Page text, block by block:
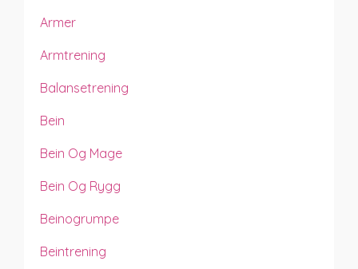
Armer
Armtrening
Balansetrening
Bein
Bein Og Mage
Bein Og Rygg
Beinogrumpe
Beintrening